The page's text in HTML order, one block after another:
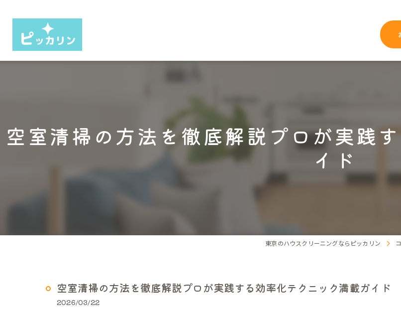
空室清掃の方法を徹底解説プロが実践
イド
東京のハウスクリーニングならピッカリン
空室清掃の方法を徹底解説プロが実践する効率化テクニック満載ガイド
2026/03/22